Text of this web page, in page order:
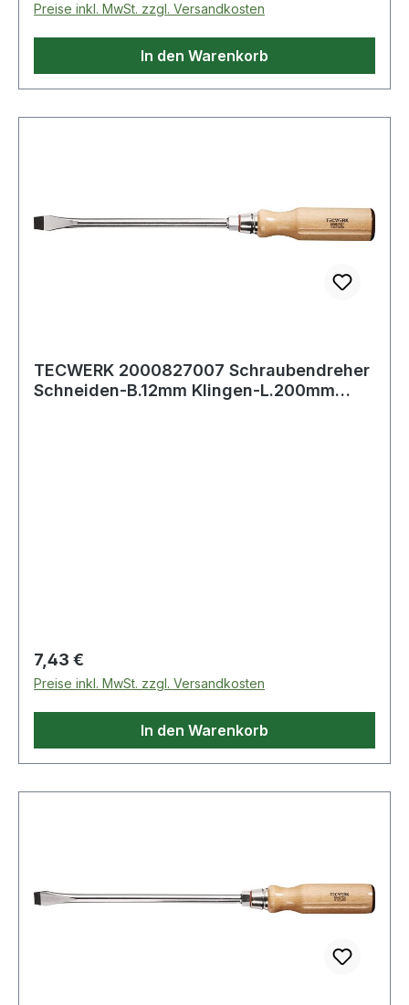
Preise inkl. MwSt. zzgl. Versandkosten
In den Warenkorb
TECWERK 2000827007 Schraubendreher
Schneiden-B.12mm Klingen-L.200mm
Regulärer Preis:
7,43 €
Preise inkl. MwSt. zzgl. Versandkosten
In den Warenkorb